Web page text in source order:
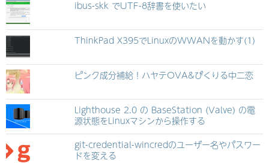
ibus-skk でUTF-8辞書を使いたい
ThinkPad X395でLinuxのWWANを動かす(1)
ピンク成分補給！ハヤテOVA&ぴくりる中二恋
Lighthouse 2.0 の BaseStation (Valve) の電
源状態をLinuxマシンから操作する
git-credential-wincredのユーザー名やパスワー
ドを変える